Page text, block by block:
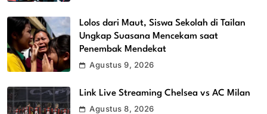
Lolos dari Maut, Siswa Sekolah di Tailan
Ungkap Suasana Mencekam saat
Penembak Mendekat
Agustus 9, 2026
Link Live Streaming Chelsea vs AC Milan
Agustus 8, 2026